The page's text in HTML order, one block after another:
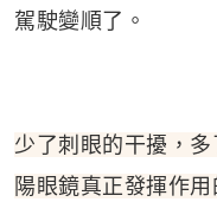
駕駛變順了。
少了刺眼的干擾，
陽眼鏡真正發揮作用